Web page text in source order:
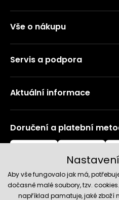
Vše o nákupu
Servis a podpora
Aktuální informace
Doručení a platební
Aby vše fungovalo jak má,
dočasně malé soubory, tzv.
například pamatuje, jaké zboží